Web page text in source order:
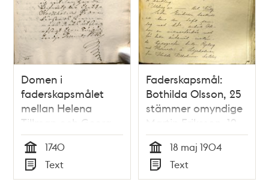
Domen i
faderskapsmålet
mellan Helena
Tillman och Georg
Steffan 1740
Tid
1740
Typ
Text
Faderskapsmål:
Bothilda Olsson, 25
stämmer omyndige
Martin Eriksson, 19
Tid
18 maj 1904
Typ
Text